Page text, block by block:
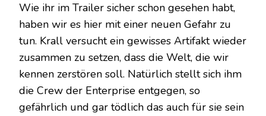
Wie ihr im Trailer sicher schon gesehen habt,
haben wir es hier mit einer neuen Gefahr zu
tun. Krall versucht ein gewisses Artifakt wieder
zusammen zu setzen, dass die Welt, die wir
kennen zerstören soll. Natürlich stellt sich ihm
die Crew der Enterprise entgegen, so
gefährlich und gar tödlich das auch für sie sein